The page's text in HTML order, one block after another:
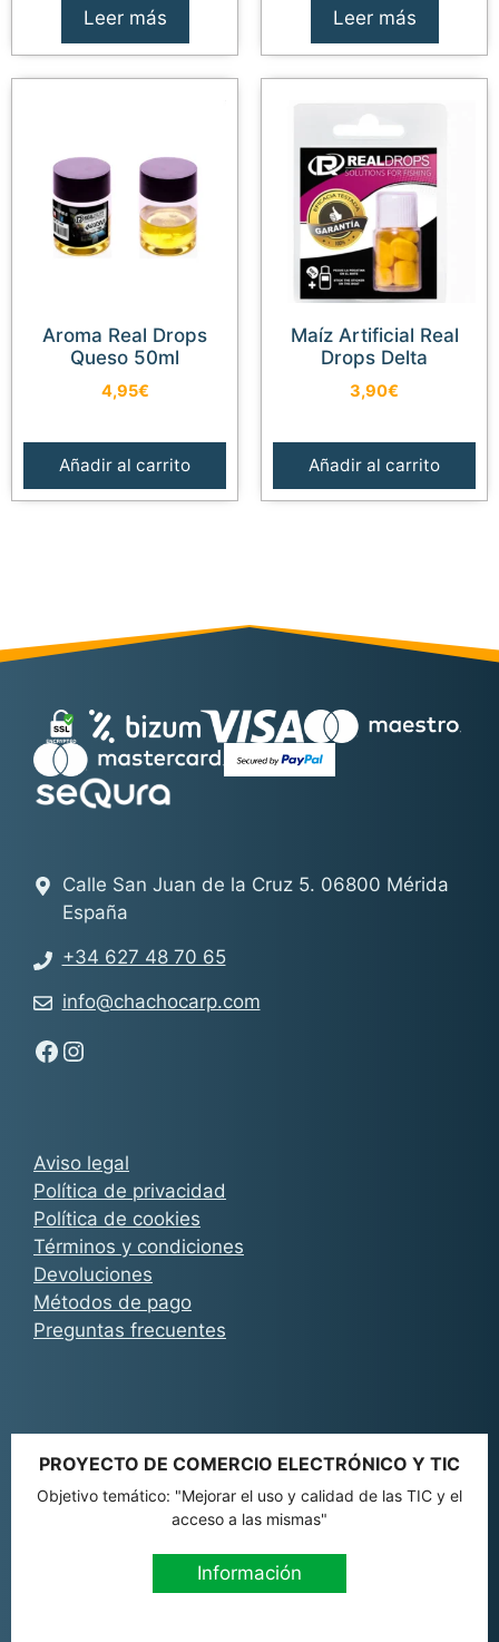
Leer más Leer más
Aroma Real Drops
Queso 50ml
4,95€
Añadir al carrito
Maíz Artificial Real
Drops Delta
3,90€
Añadir al carrito
Aviso legal
Política de privacidad
Política de cookies
Términos y condiciones
Devoluciones
Métodos de pago
Preguntas frecuentes
Calle San Juan de la Cruz 5. 06800 Mérida
España
+34 627 48 70 65
info@chachocarp.com
Síguenos en Facebook - Chachocarp
Síguenos en Instagram - Chachocarp
PROYECTO DE COMERCIO ELECTRÓNICO Y TIC
Objetivo temático: "Mejorar el uso y calidad de las TIC y el
acceso a las mismas"
Información